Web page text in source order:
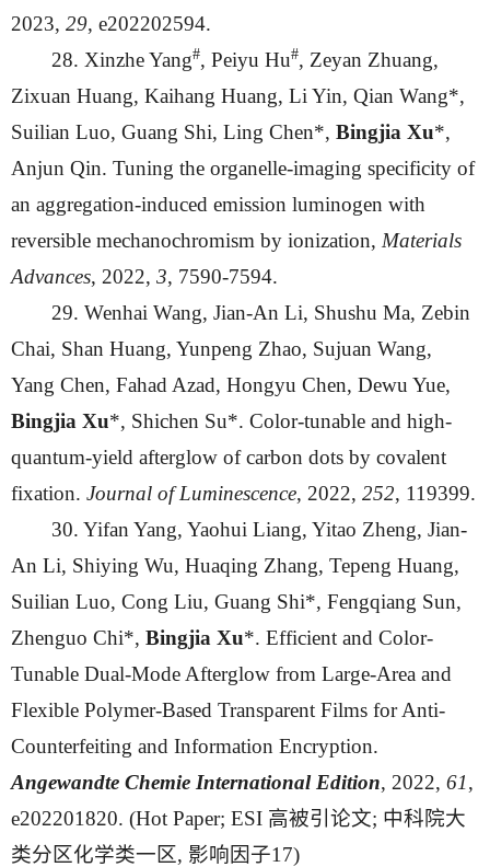
2023, 29, e202202594.
28. Xinzhe Yang#, Peiyu Hu#, Zeyan Zhuang,
Zixuan Huang, Kaihang Huang, Li Yin, Qian Wang*,
Suilian Luo, Guang Shi, Ling Chen*, Bingjia Xu*,
Anjun Qin. Tuning the organelle-imaging specificity of
an aggregation-induced emission luminogen with
reversible mechanochromism by ionization, Materials
Advances, 2022, 3, 7590-7594.
29. Wenhai Wang, Jian-An Li, Shushu Ma, Zebin
Chai, Shan Huang, Yunpeng Zhao, Sujuan Wang,
Yang Chen, Fahad Azad, Hongyu Chen, Dewu Yue,
Bingjia Xu*, Shichen Su*. Color-tunable and high-
quantum-yield afterglow of carbon dots by covalent
fixation. Journal of Luminescence, 2022, 252, 119399.
30. Yifan Yang, Yaohui Liang, Yitao Zheng, Jian-
An Li, Shiying Wu, Huaqing Zhang, Tepeng Huang,
Suilian Luo, Cong Liu, Guang Shi*, Fengqiang Sun,
Zhenguo Chi*, Bingjia Xu*. Efficient and Color-
Tunable Dual-Mode Afterglow from Large-Area and
Flexible Polymer-Based Transparent Films for Anti-
Counterfeiting and Information Encryption.
Angewandte Chemie International Edition, 2022, 61,
e202201820. (Hot Paper; ESI 高被引论文; 中科院大
类分区化学类一区, 影响因子17)